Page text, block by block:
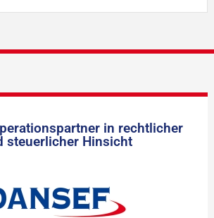
in rechtlicher
steuerlicher Hinsicht